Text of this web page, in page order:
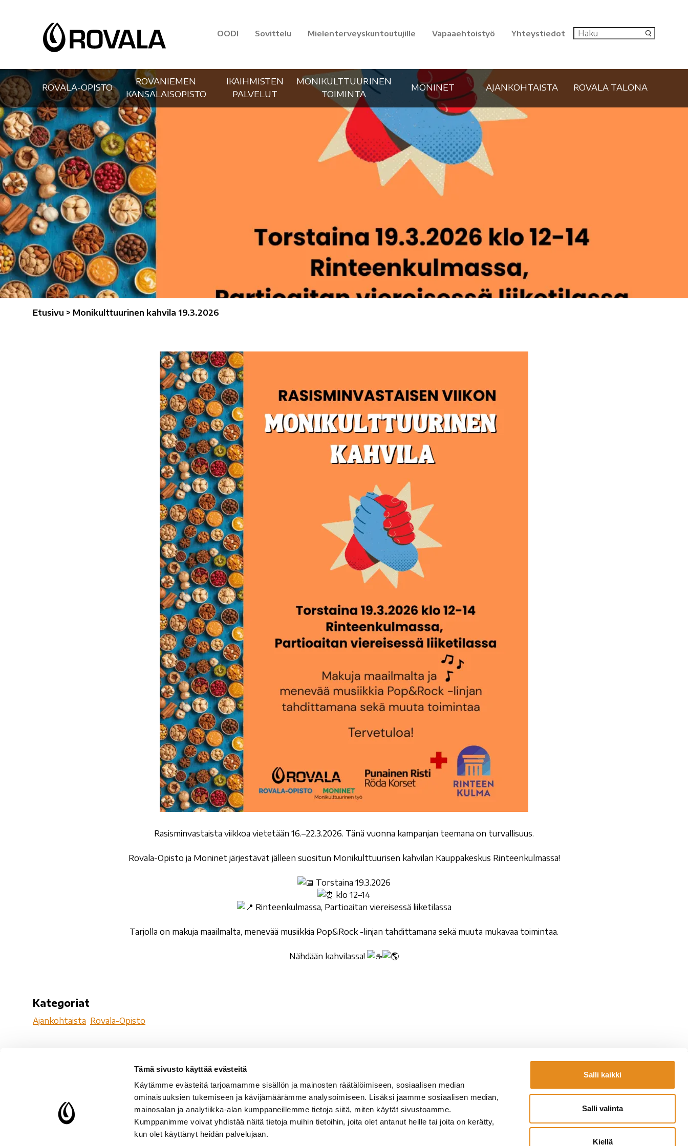
Tämä sivusto käyttää evästeitä
Käytämme evästeitä tarjoamamme sisällön ja mainosten räätälöimiseen, sosiaalisen median
ominaisuuksien tukemiseen ja kävijämäärämme analysoimiseen. Lisäksi jaamme sosiaalisen median,
mainosalan ja analytiikka-alan kumppaneillemme tietoja siitä, miten käytät sivustoamme.
Kumppanimme voivat yhdistää näitä tietoja muihin tietoihin, joita olet antanut heille tai joita on kerätty,
kun olet käyttänyt heidän palvelujaan.
Salli kaikki
Salli valinta
Kiellä
OODI Sovittelu Mielenterveyskuntoutujille Vapaaehtoistyö Yhteystiedot
ROVALA-OPISTO
ROVANIEMEN
KANSALAISOPISTO
IKÄIHMISTEN
PALVELUT
MONIKULTTUURINEN
TOIMINTA
MONINET AJANKOHTAISTA ROVALA TALONA
Etusivu > Monikulttuurinen kahvila 19.3.2026
Rasisminvastaista viikkoa vietetään 16.–22.3.2026. Tänä vuonna kampanjan teemana on turvallisuus.
Rovala-Opisto ja Moninet järjestävät jälleen suositun Monikulttuurisen kahvilan Kauppakeskus Rinteenkulmassa!
Torstaina 19.3.2026
klo 12–14
Rinteenkulmassa, Partioaitan viereisessä liiketilassa
Tarjolla on makuja maailmalta, menevää musiikkia Pop&Rock -linjan tahdittamana sekä muuta mukavaa toimintaa.
Nähdään kahvilassa!
Kategoriat
Ajankohtaista Rovala-Opisto
Rovalan Setlementti ry
Rovala 5
96100 Rovaniemi
Y-tunnus: 0210668-5
Sähköpostit
etunimi.sukunimi@rovala.fi
rovala-opisto@rovala.fi
kansalaisopisto@rovala.fi
Laskutustiedot